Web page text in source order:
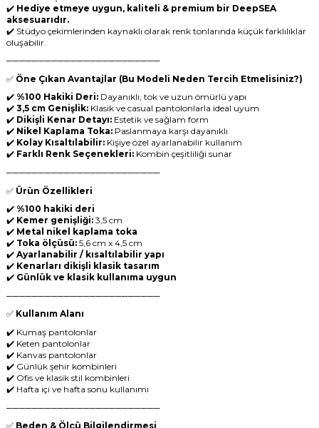
✔️ Hediye etmeye uygun, kaliteli & premium bir DeepSEA
aksesuarıdır.
✔️ Stüdyo çekimlerinden kaynaklı olarak renk tonlarında küçük farklılıklar
oluşabilir.
────────────────────────
✅ Öne Çıkan Avantajlar (Bu Modeli Neden Tercih Etmelisiniz?)
✔️ %100 Hakiki Deri: Dayanıklı, tok ve uzun ömürlü yapı
✔️ 3,5 cm Genişlik: Klasik ve casual pantolonlarla ideal uyum
✔️ Dikişli Kenar Detayı: Estetik ve sağlam form
✔️ Nikel Kaplama Toka: Paslanmaya karşı dayanıklı
✔️ Kolay Kısaltılabilir: Kişiye özel ayarlanabilir kullanım
✔️ Farklı Renk Seçenekleri: Kombin çeşitliliği sunar
────────────────────────
✅ Ürün Özellikleri
✔️ %100 hakiki deri
✔️ Kemer genişliği: 3,5 cm
✔️ Metal nikel kaplama toka
✔️ Toka ölçüsü: 5,6 cm x 4,5 cm
✔️ Ayarlanabilir / kısaltılabilir yapı
✔️ Kenarları dikişli klasik tasarım
✔️ Günlük ve klasik kullanıma uygun
────────────────────────
✅ Kullanım Alanı
✔️ Kumaş pantolonlar
✔️ Keten pantolonlar
✔️ Kanvas pantolonlar
✔️ Günlük şehir kombinleri
✔️ Ofis ve klasik stil kombinleri
✔️ Hafta içi ve hafta sonu kullanımı
────────────────────────
✅ Beden & Ölçü Bilgilendirmesi